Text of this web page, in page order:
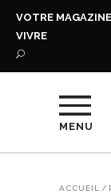
VOTRE
VIVRE
MENU
ACCUEIL /